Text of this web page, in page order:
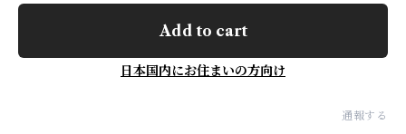
Add to cart
日本国内にお住まいの方向け
通報する